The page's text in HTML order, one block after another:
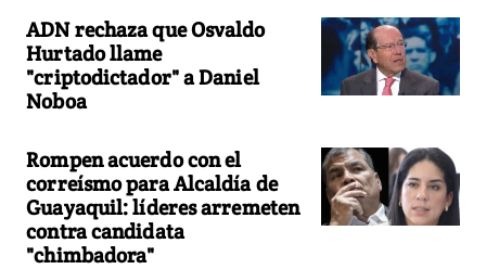
ADN rechaza que Osvaldo
Hurtado llame
"criptodictador" a Daniel
Noboa
Rompen acuerdo con el
correísmo para Alcaldía de
Guayaquil: líderes arremeten
contra candidata
"chimbadora"